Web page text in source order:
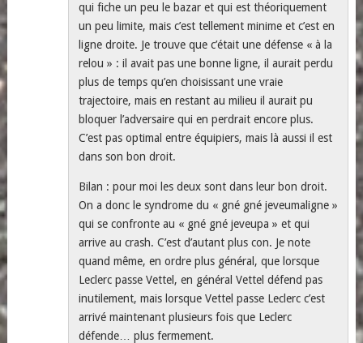
qui fiche un peu le bazar et qui est théoriquement
un peu limite, mais c’est tellement minime et c’est en
ligne droite. Je trouve que c’était une défense « à la
relou » : il avait pas une bonne ligne, il aurait perdu
plus de temps qu’en choisissant une vraie
trajectoire, mais en restant au milieu il aurait pu
bloquer l’adversaire qui en perdrait encore plus.
C’est pas optimal entre équipiers, mais là aussi il est
dans son bon droit.
Bilan : pour moi les deux sont dans leur bon droit.
On a donc le syndrome du « gné gné jeveumaligne »
qui se confronte au « gné gné jeveupa » et qui
arrive au crash. C’est d’autant plus con. Je note
quand même, en ordre plus général, que lorsque
Leclerc passe Vettel, en général Vettel défend pas
inutilement, mais lorsque Vettel passe Leclerc c’est
arrivé maintenant plusieurs fois que Leclerc
défende… plus fermement.